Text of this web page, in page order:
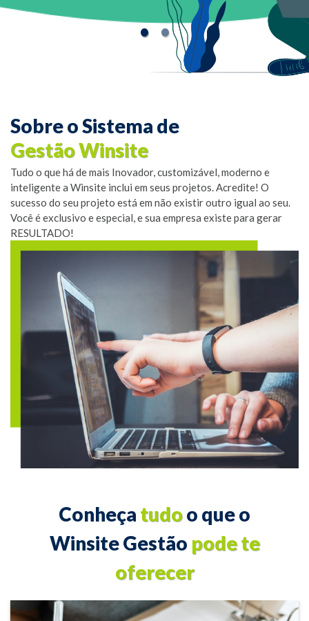
• •
Sobre o Sistema de
Gestão Winsite
Tudo o que há de mais Inovador, customizável, moderno e
inteligente a Winsite inclui em seus projetos. Acredite! O
sucesso do seu projeto está em não existir outro igual ao seu.
Você é exclusivo e especial, e sua empresa existe para gerar
RESULTADO!
Conheça tudoo que o
Winsite Gestão pode te
oferecer